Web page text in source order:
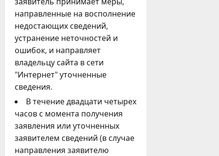
направленные на восполнение
недостающих сведений,
устранение неточностей и
ошибок, и направляет
владельцу сайта в сети
"Интернет" уточненные
сведения.
В течение двадцати четырех
часов с момента получения
заявления или уточненных
заявителем сведений (в случае
направления заявителю